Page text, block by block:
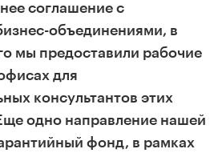
соглашение с
объединениями, в
мы предоставили рабочие
для
консультантов этих
одно направление нашей
фонд, в рамках